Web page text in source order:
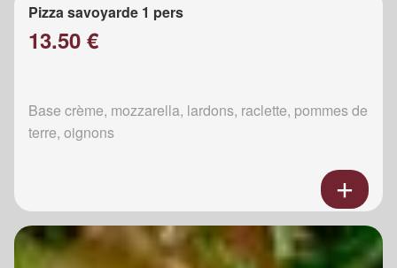
Pizza savoyarde 1 pers
13.50 €
Base crème, mozzarella, lardons, raclette, pommes de
terre, oignons